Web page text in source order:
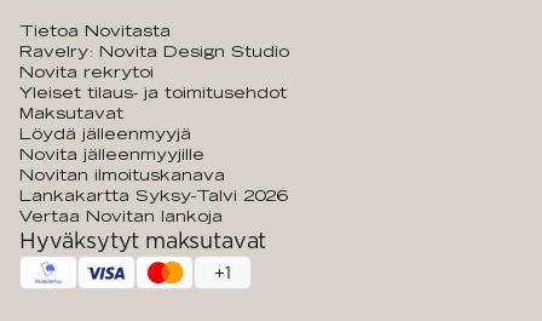
Tietoa Novitasta
Ravelry: Novita Design Studio
Novita rekrytoi
Yleiset tilaus- ja toimitusehdot
Maksutavat
Löydä jälleenmyyjä
Novita jälleenmyyjille
Novitan ilmoituskanava
Lankakartta Syksy-Talvi 2026
Vertaa Novitan lankoja
Hyväksytyt maksutavat
+1